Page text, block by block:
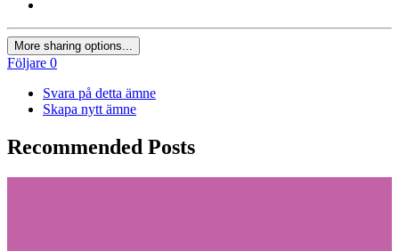
More sharing options...
Följare 0
Svara på detta ämne
Skapa nytt ämne
Recommended Posts